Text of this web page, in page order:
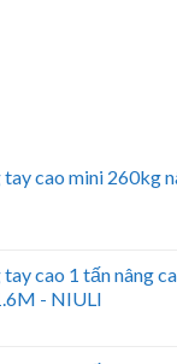
tay cao mini 260kg
tay cao 1 tấn nâng
- NIULI